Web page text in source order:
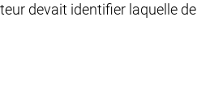
devait identifier laquelle de